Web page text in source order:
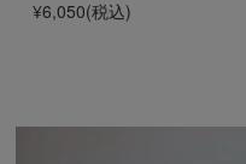
¥6,050(税込)